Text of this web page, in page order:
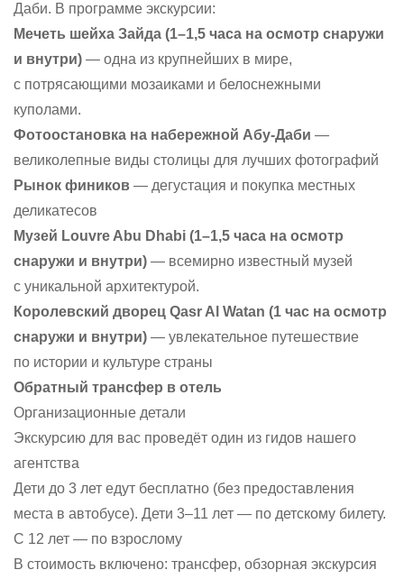
Даби. В программе экскурсии:
Мечеть шейха Зайда (1–1,5 часа на осмотр снаружи
и внутри) — одна из крупнейших в мире,
с потрясающими мозаиками и белоснежными
куполами.
Фотоостановка на набережной Абу-Даби —
великолепные виды столицы для лучших фотографий
Рынок фиников — дегустация и покупка местных
деликатесов
Музей Louvre Abu Dhabi (1–1,5 часа на осмотр
снаружи и внутри) — всемирно известный музей
с уникальной архитектурой.
Королевский дворец Qasr Al Watan (1 час на осмотр
снаружи и внутри) — увлекательное путешествие
по истории и культуре страны
Обратный трансфер в отель
Организационные детали
Экскурсию для вас проведёт один из гидов нашего
агентства
Дети до 3 лет едут бесплатно (без предоставления
места в автобусе). Дети 3–11 лет — по детскому билету.
С 12 лет — по взрослому
В стоимость включено: трансфер, обзорная экскурсия